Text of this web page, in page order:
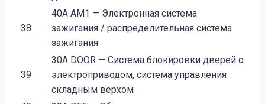
38
40A AM1 — Электронная система
зажигания / распределительная система
зажигания
39
30A DOOR — Система блокировки дверей с
электроприводом, система управления
складным верхом